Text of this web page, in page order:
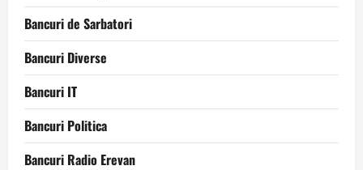
Bancuri de Sarbatori
Bancuri Diverse
Bancuri IT
Bancuri Politica
Bancuri Radio Erevan